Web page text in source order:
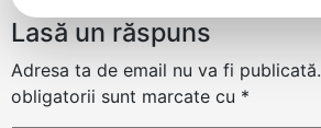
Lasă un răspuns
Adresa ta de email nu va fi publicată.
obligatorii sunt marcate cu *